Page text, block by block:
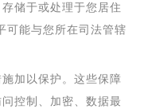
储于或处理于您居住
可能与您所在司法管辖
加以保护。这些保障
控制、加密、数据最